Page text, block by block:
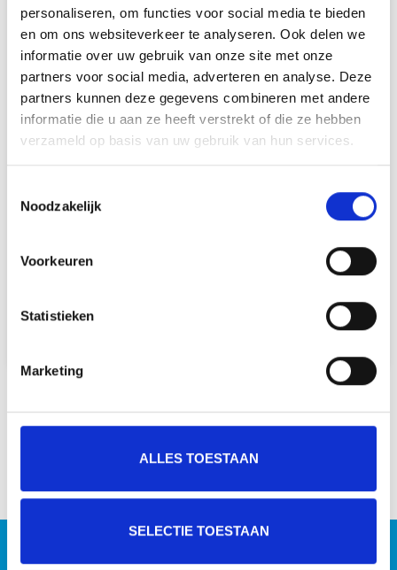
personaliseren, om functies voor social media te bieden
en om ons websiteverkeer te analyseren. Ook delen we
informatie over uw gebruik van onze site met onze
partners voor social media, adverteren en analyse. Deze
partners kunnen deze gegevens combineren met andere
informatie die u aan ze heeft verstrekt of die ze hebben
verzameld op basis van uw gebruik van hun services.
Noodzakelijk
Voorkeuren
Statistieken
Marketing
ALLES TOESTAAN
SELECTIE TOESTAAN
EEN SUCCESVOLLE EMPACK 2021 BEURS!
september heeft Machinefabriek van Rijn
verpakkingsbeurs in de Brabanthallen in Den
Vorige 2